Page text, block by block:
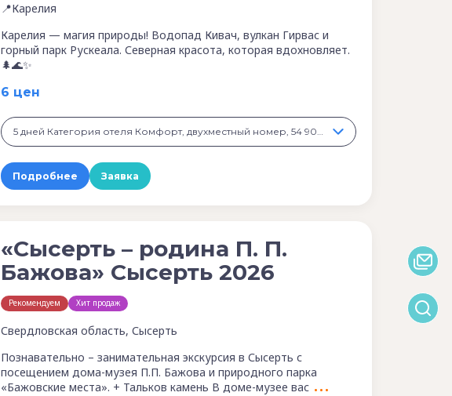
📍Карелия
Карелия — магия природы! Водопад Кивач, вулкан Гирвас и
горный парк Рускеала. Северная красота, которая вдохновляет.
🌲🌊✨
6 цен
5 дней Категория отеля Комфорт, двухместный номер, 54 900 ₽
Подробнее Заявка
«Сысерть – родина П. П.
Бажова» Сысерть 2026
Рекомендуем Хит продаж
Свердловская область, Сысерть
Познавательно – занимательная экскурсия в Сысерть с
посещением дома-музея П.П. Бажова и природного парка
«Бажовские места». + Тальков камень В доме-музее вас